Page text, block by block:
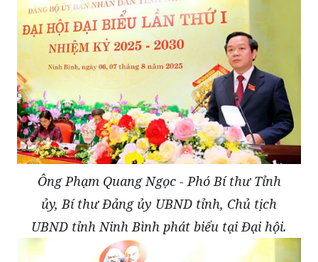
Ông Phạm Quang Ngọc - Phó Bí thư Tỉnh
ủy, Bí thư Đảng ủy UBND tỉnh, Chủ tịch
UBND tỉnh Ninh Bình phát biểu tại Đại hội.